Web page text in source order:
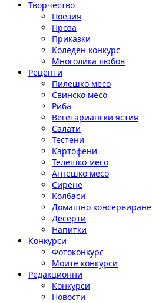
Творчество
Поезия
Проза
Приказки
Коледен конкурс
Многолика любов
Рецепти
Пилешко месо
Свинско месо
Риба
Вегетариански ястия
Салати
Тестени
Картофени
Телешко месо
Агнешко месо
Сирене
Колбаси
Домашно консервиране
Десерти
Напитки
Конкурси
Фотоконкурс
Моите конкурси
Редакционни
Конкурси
Новости